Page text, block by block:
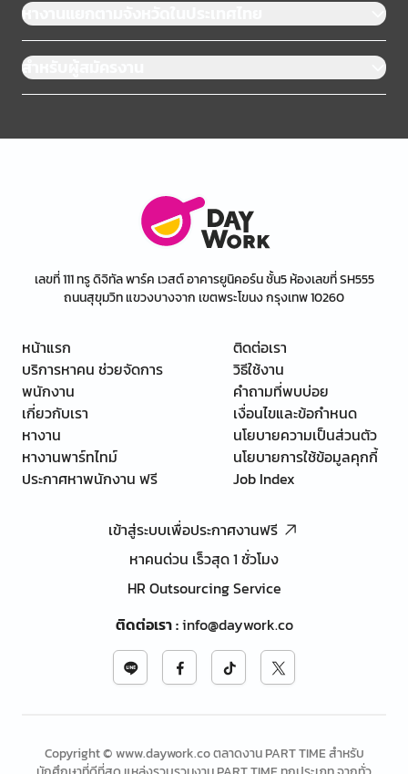
หางานแยกตามจังหวัดในประเทศไทย
สำหรับผู้สมัครงาน
เลขที่ 111 ทรู ดิจิทัล พาร์ค เวสต์ อาคารยูนิคอร์น ชั้น5 ห้องเลขที่ SH555
ถนนสุขุมวิท แขวงบางจาก เขตพระโขนง กรุงเทพ 10260
หน้าแรก
บริการหาคน ช่วยจัดการ
พนักงาน
เกี่ยวกับเรา
หางาน
หางานพาร์ทไทม์
ประกาศหาพนักงาน ฟรี
ติดต่อเรา
วิธีใช้งาน
คำถามที่พบบ่อย
เงื่อนไขและข้อกำหนด
นโยบายความเป็นส่วนตัว
นโยบายการใช้ข้อมูลคุกกี้
Job Index
เข้าสู่ระบบเพื่อประกาศงานฟรี
หาคนด่วน เร็วสุด 1 ชั่วโมง
HR Outsourcing Service
ติดต่อเรา:info@daywork.co
Copyright © www.daywork.co ตลาดงาน PART TIME สำหรับ